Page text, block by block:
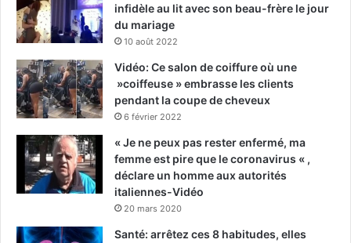
infidèle au lit avec son beau-frère le jour
du mariage
10 août 2022
Vidéo: Ce salon de coiffure où une
»coiffeuse » embrasse les clients
pendant la coupe de cheveux
6 février 2022
« Je ne peux pas rester enfermé, ma
femme est pire que le coronavirus « ,
déclare un homme aux autorités
italiennes-Vidéo
20 mars 2020
Santé: arrêtez ces 8 habitudes, elles